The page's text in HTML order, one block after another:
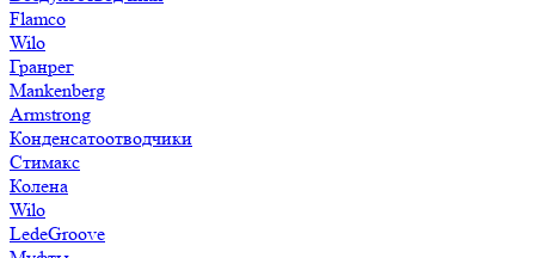
Flamco
Wilo
Гранрег
Mankenberg
Armstrong
Конденсатоотводчики
Стимакс
Колена
Wilo
LedeGroove